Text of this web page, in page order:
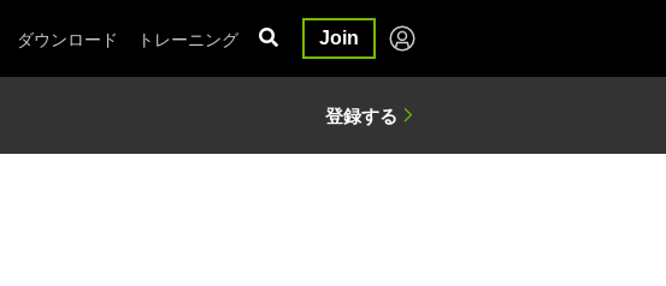
ダウンロード トレーニング Join